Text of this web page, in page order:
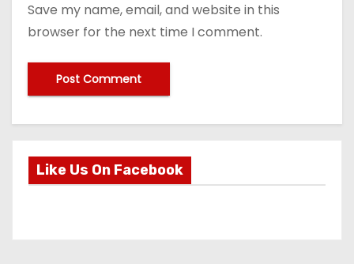
Save my name, email, and website in this
browser for the next time I comment.
Like Us On Facebook